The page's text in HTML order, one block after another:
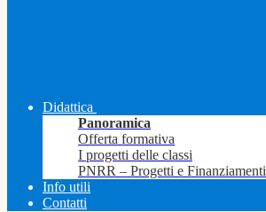
Didattica
Panoramica
Offerta formativa
I progetti delle classi
PNRR – Progetti e Finanziamenti
Info utili
Contatti